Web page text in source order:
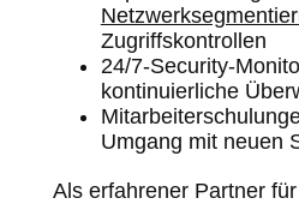
Zugriffskontrollen
24/7-Security-
kontinuierliche
Umgang mit neuen
Als erfahrener Partner